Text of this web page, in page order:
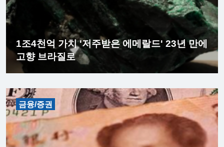
1조4천억 가치 '저주받은 에메랄드' 23년 만에
고향 브라질로
금융/증권